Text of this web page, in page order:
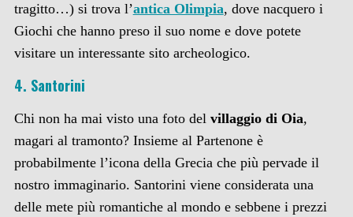
tragitto…) si trova l’antica Olimpia, dove nacquero i
Giochi che hanno preso il suo nome e dove potete
visitare un interessante sito archeologico.
4. Santorini
Chi non ha mai visto una foto del villaggio di Oia,
magari al tramonto? Insieme al Partenone è
probabilmente l’icona della Grecia che più pervade il
nostro immaginario. Santorini viene considerata una
delle mete più romantiche al mondo e sebbene i prezzi